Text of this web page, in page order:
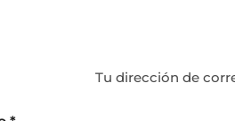
Tu dirección de